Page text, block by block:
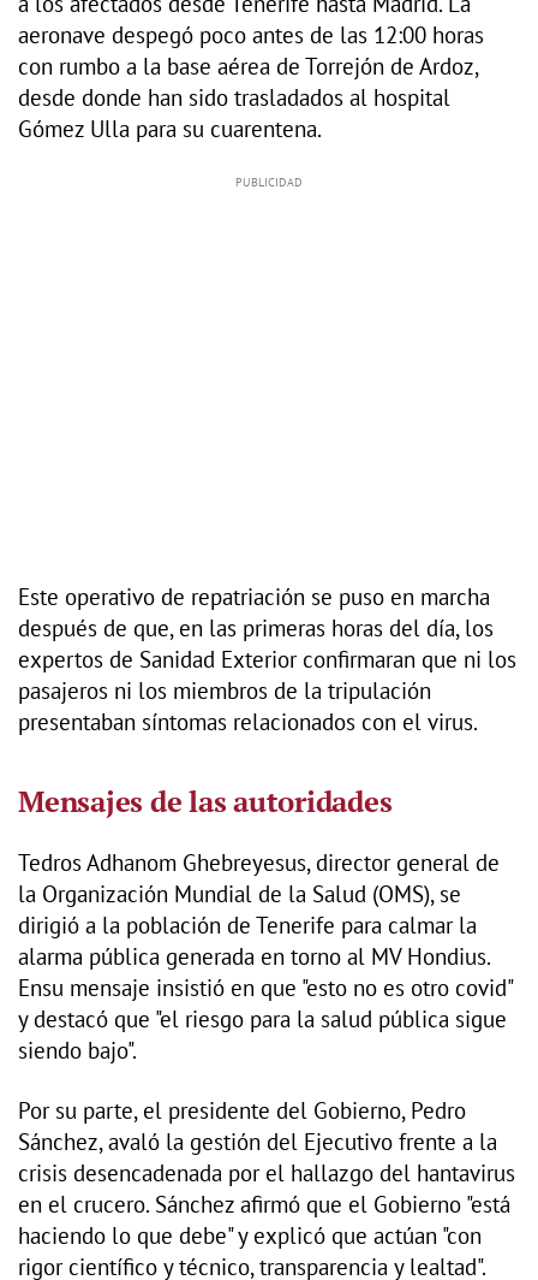
aeronave despegó poco antes de las 12:00 horas
con rumbo a la base aérea de Torrejón de Ardoz,
desde donde han sido trasladados al hospital
Gómez Ulla para su cuarentena.
Este operativo de repatriación se puso en marcha
después de que, en las primeras horas del día, los
expertos de Sanidad Exterior confirmaran que ni los
pasajeros ni los miembros de la tripulación
presentaban síntomas relacionados con el virus.
Mensajes de las autoridades
Tedros Adhanom Ghebreyesus, director general de
la Organización Mundial de la Salud (OMS), se
dirigió a la población de Tenerife para calmar la
alarma pública generada en torno al MV Hondius.
Ensu mensaje insistió en que "esto no es otro covid"
y destacó que "el riesgo para la salud pública sigue
siendo bajo".
Por su parte, el presidente del Gobierno, Pedro
Sánchez, avaló la gestión del Ejecutivo frente a la
crisis desencadenada por el hallazgo del hantavirus
en el crucero. Sánchez afirmó que el Gobierno "está
haciendo lo que debe" y explicó que actúan "con
rigor científico y técnico, transparencia y lealtad".